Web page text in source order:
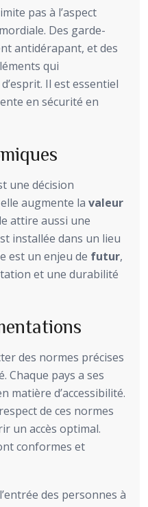
pas à l’aspect
Des garde-
antidérapant, et des
qui
Il est essentiel
en sécurité en
une décision
augmente la valeur
attire aussi une
installée dans un lieu
est un enjeu de futur,
et une durabilité
des normes précises
Chaque pays a ses
matière d’accessibilité.
de ces normes
un accès optimal.
conformes et
des personnes à